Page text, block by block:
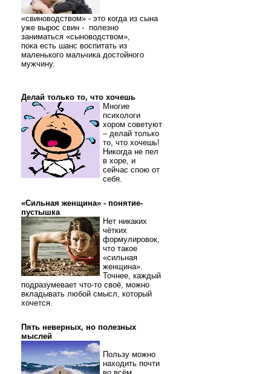
«свиноводством» - это когда из сына
уже вырос свин - полезно
заниматься «сыноводством»,
пока есть шанс воспитать из
маленького мальчика достойного
мужчину.
Делай только то, что хочешь
Многие
психологи
хором советуют
– делай только
то, что хочешь!
Никогда не пел
в хоре, и
сейчас спою от
себя.
«Сильная женщина» - понятие-
пустышка
Нет никаких
чётких
формулировок,
что такое
«сильная
женщина».
Точнее, каждый
подразумевает что-то своё, можно
вкладывать любой смысл, который
хочется.
Пять неверных, но полезных
мыслей
Пользу можно
находить почти